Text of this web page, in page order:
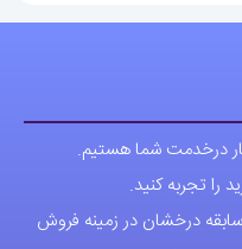
درخدمت شما هستیم.
را تجربه کنید.
خاص با بیش از 20 سال سابقه درخشان در زمینه فروش